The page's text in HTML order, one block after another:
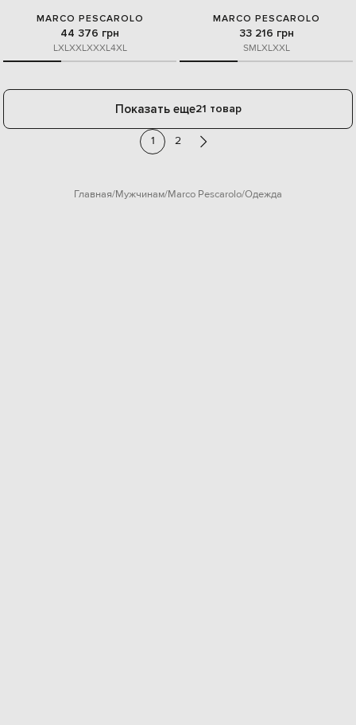
MARCO PESCAROLO
44 376 грн
LXLXXLXXXL4XL
MARCO PESCAROLO
33 216 грн
SMLXLXXL
Показать еще21 товар
1 2
Главная Мужчинам Marco Pescarolo Одежда